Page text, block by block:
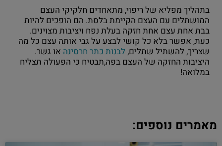
בתהליך מפליא של ריפוי, מתאחדים חלקיקי העצם
המושתלים עם העצם הקיימת בלסת. הם הופכים להיות
בבת אחת עצם אחת חזקה בעלת נפח ויציבות מצוינים.
כעת, אפשר בלא כל קושי לבצע על גבי אותה עצם כל מה
שצריך, להשתיל שתלים, לבנות כתר חרסינה או גשר.
היציבות החזקה של העצם בפה,תבטיח כי הפעולה תצליח
במלואה!
מאמרים נוספים: